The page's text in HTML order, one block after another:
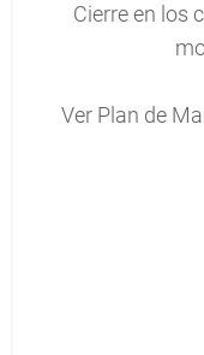
Cierre en los
Ver Plan de